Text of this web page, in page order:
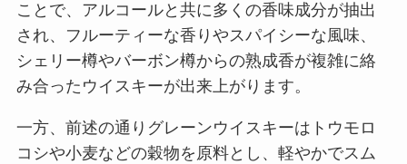
ことで、アルコールと共に多くの香味成分が抽出
され、フルーティーな香りやスパイシーな風味、
シェリー樽やバーボン樽からの熟成香が複雑に絡
み合ったウイスキーが出来上がります。
一方、前述の通りグレーンウイスキーはトウモロ
コシや小麦などの穀物を原料とし、軽やかでスム